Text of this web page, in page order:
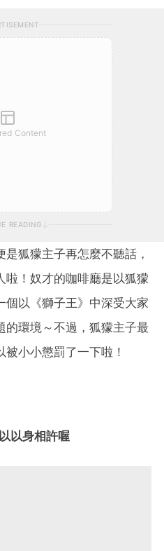
Content
READING
狐獴主子再怎麼不聽話，
啦！奴才的咖啡廳是以狐獴
個以《獅子王》中深受大家
的環境～不過，狐獴主子最
小小懲罰了一下啦！
以身相許喔